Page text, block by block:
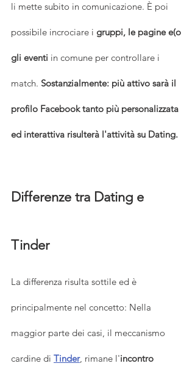
li mette subito in comunicazione. È poi
possibile incrociare i gruppi, le pagine e(o
gli eventi in comune per controllare i
match. Sostanzialmente: più attivo sarà il
profilo Facebook tanto più personalizzata
ed interattiva risulterà l'attività su Dating.
Differenze tra Dating e
Tinder
La differenza risulta sottile ed è
principalmente nel concetto: Nella
maggior parte dei casi, il meccanismo
cardine di Tinder, rimane l'incontro